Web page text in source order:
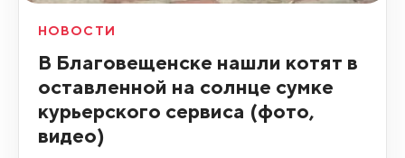
НОВОСТИ
В Благовещенске нашли котят в
оставленной на солнце сумке
курьерского сервиса (фото,
видео)